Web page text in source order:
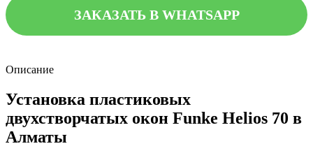
ЗАКАЗАТЬ В WHATSAPP
Описание
Установка пластиковых
двухстворчатых окон Funke Helios 70 в
Алматы